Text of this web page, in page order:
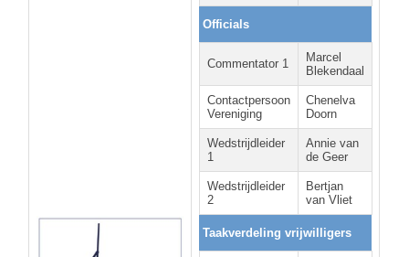
Officials
Commentator 1
Marcel
Blekendaal
Contactpersoon
Vereniging
Chenelva
Doorn
Wedstrijdleider
1
Annie van
de Geer
Wedstrijdleider
2
Bertjan
van Vliet
Taakverdeling vrijwilligers